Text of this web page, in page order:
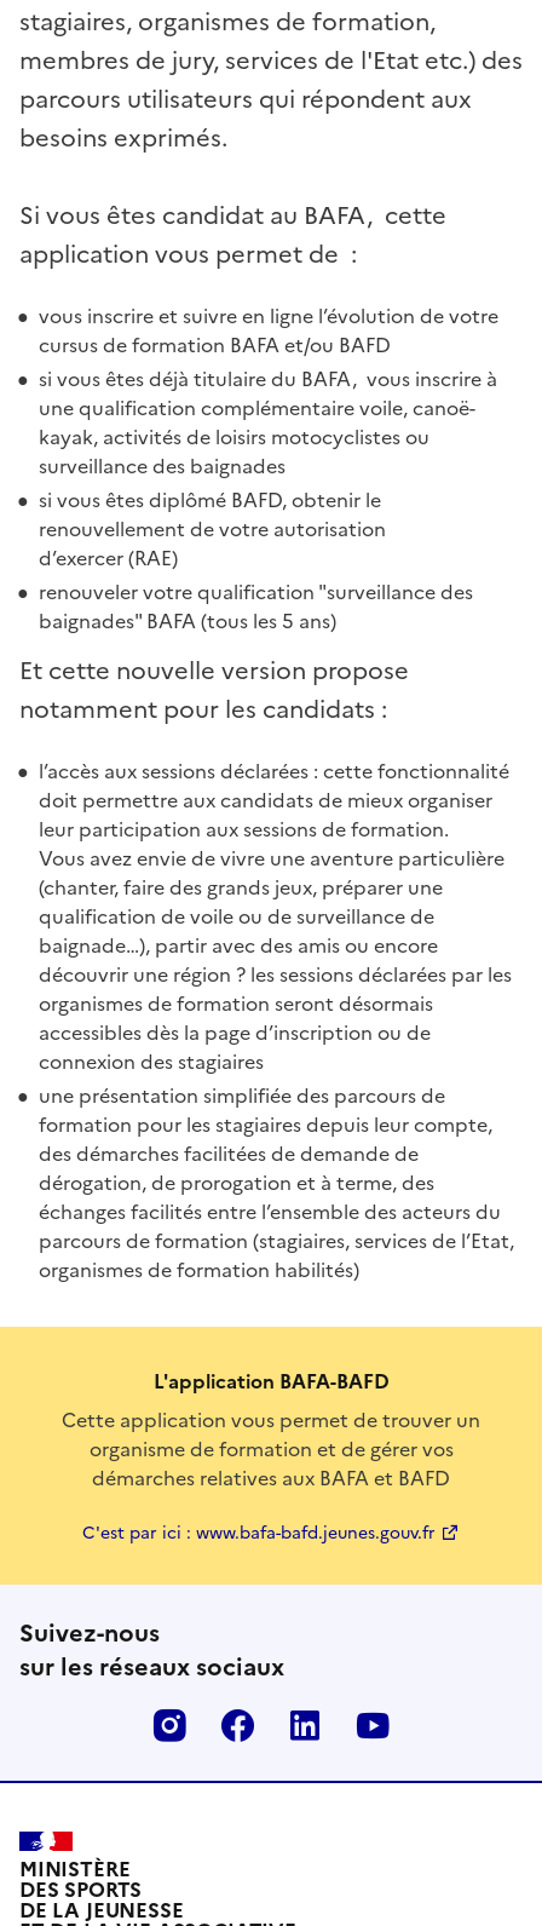
stagiaires, organismes de formation,
membres de jury, services de l'Etat etc.) des
parcours utilisateurs qui répondent aux
besoins exprimés.
Si vous êtes candidat au BAFA, cette
application vous permet de :
vous inscrire et suivre en ligne l’évolution de votre
cursus de formation BAFA et/ou BAFD
si vous êtes déjà titulaire du BAFA, vous inscrire à
une qualification complémentaire voile, canoë-
kayak, activités de loisirs motocyclistes ou
surveillance des baignades
si vous êtes diplômé BAFD, obtenir le
renouvellement de votre autorisation
d’exercer (RAE)
renouveler votre qualification "surveillance des
baignades" BAFA (tous les 5 ans)
Et cette nouvelle version propose
notamment pour les candidats :
l’accès aux sessions déclarées : cette fonctionnalité
doit permettre aux candidats de mieux organiser
leur participation aux sessions de formation.
Vous avez envie de vivre une aventure particulière
(chanter, faire des grands jeux, préparer une
qualification de voile ou de surveillance de
baignade…), partir avec des amis ou encore
découvrir une région ? les sessions déclarées par les
organismes de formation seront désormais
accessibles dès la page d’inscription ou de
connexion des stagiaires
une présentation simplifiée des parcours de
formation pour les stagiaires depuis leur compte,
des démarches facilitées de demande de
dérogation, de prorogation et à terme, des
échanges facilités entre l’ensemble des acteurs du
parcours de formation (stagiaires, services de l’Etat,
organismes de formation habilités)
L'application BAFA-BAFD
Cette application vous permet de trouver un
organisme de formation et de gérer vos
démarches relatives aux BAFA et BAFD
C'est par ici : www.bafa-bafd.jeunes.gouv.fr
Suivez-nous
sur les réseaux sociaux
InstagramFacebookLinkedin
MINISTÈRE
DES SPORTS
DE LA JEUNESSE